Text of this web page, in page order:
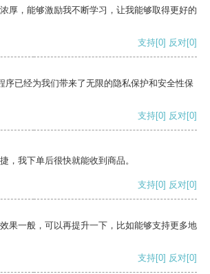
厚，能够激励我不断学习，让我能够取得更好的
支持[0] 反对[0]
序已经为我们带来了无限的隐私保护和安全性保
支持[0] 反对[0]
，我下单后很快就能收到商品。
支持[0] 反对[0]
果一般，可以再提升一下，比如能够支持更多地
支持[0] 反对[0]